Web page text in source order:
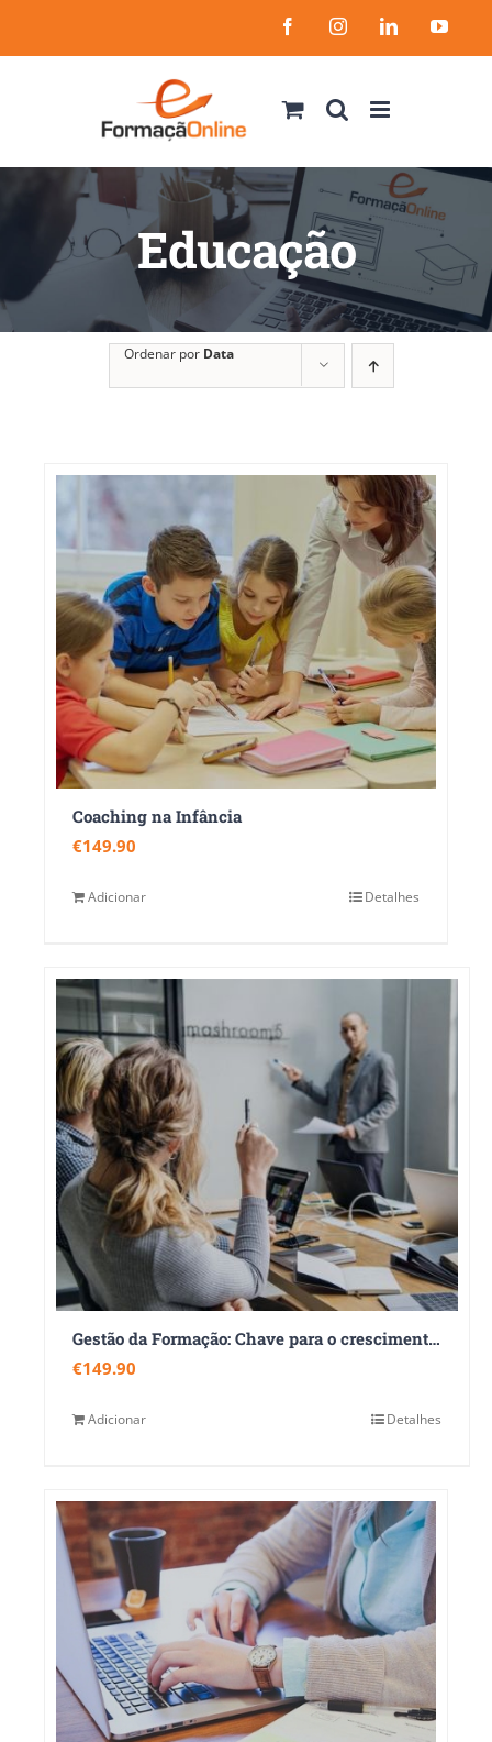
to
FacebookInstagramLinkedIn
Educação
Ordenar por Data
Coaching na Infância
€149.90
Adicionar Detalhes
Gestão da Formação: Chave para o crescimento empresarial
€149.90
Adicionar Detalhes